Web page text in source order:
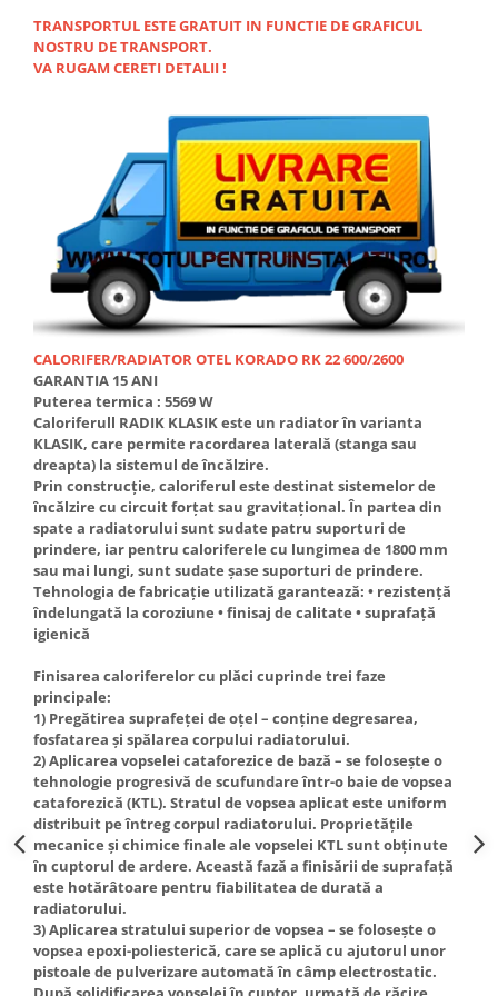
Accesorii radiatoare
Calorifere decorative
Boilere electrice
Boilere termoelectrice
Accesorii Boilere Tesy
Puffere/Stocatoare de caldura
Puffer fara serpentina
Puffer 1 serpentina
Puffer 2 serpentine
Puffer cu serpentina pentru A.C.M.
Puffer pentru pompe de caldura
Aer conditionat
Dezumidificatoare
Aparate de Aer conditionat 9000
btu
Aparate de Aer conditionat 12000
btu
Aparate de Aer conditionat 18000
btu
btu
Aparate de Aer conditionat 27000
btu
Panouri solare
Panouri solare presurizate si
nepresurizate
Accesorii Panouri solare
Pompe de circulaţie pentru
instalaţiile termice solare
Vase de expansiune
Incazire in Pardoseala
TRANSPORTUL ESTE GRATUIT IN FUNCTIE DE GRAFICUL
NOSTRU DE TRANSPORT.
VA RUGAM CERETI DETALII !
CALORIFER/RADIATOR OTEL KORADO RK 22 600/2600
GARANTIA 15 ANI
Puterea termica : 5569 W
Caloriferull RADIK KLASIK este un radiator în varianta
KLASIK, care permite racordarea laterală (stanga sau
dreapta) la sistemul de încălzire.
Prin construcţie, caloriferul este destinat sistemelor de
încălzire cu circuit forţat sau gravitaţional. În partea din
spate a radiatorului sunt sudate patru suporturi de
prindere, iar pentru caloriferele cu lungimea de 1800 mm
sau mai lungi, sunt sudate şase suporturi de prindere.
Tehnologia de fabricaţie utilizată garantează: • rezistenţă
îndelungată la coroziune • finisaj de calitate • suprafaţă
igienică
Finisarea caloriferelor cu plăci cuprinde trei faze
principale:
1) Pregătirea suprafeţei de oţel – conţine degresarea,
fosfatarea şi spălarea corpului radiatorului.
2) Aplicarea vopselei cataforezice de bază – se foloseşte o
tehnologie progresivă de scufundare într-o baie de vopsea
cataforezică (KTL). Stratul de vopsea aplicat este uniform
distribuit pe întreg corpul radiatorului. Proprietăţile
mecanice şi chimice finale ale vopselei KTL sunt obţinute
în cuptorul de ardere. Această fază a finisării de suprafaţă
este hotărâtoare pentru fiabilitatea de durată a
radiatorului.
3) Aplicarea stratului superior de vopsea – se foloseşte o
vopsea epoxi-poliesterică, care se aplică cu ajutorul unor
pistoale de pulverizare automată în câmp electrostatic.